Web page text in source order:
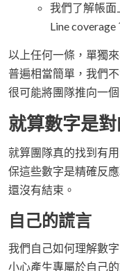
我們了解帳面
Line coverage
以上任何一條，單獨
普遍相當簡單，我們
很可能將團隊推向一
就算數字是
就算團隊真的找到有
保這些數字是精確反
還沒有結束。
自己的謊言
我們自己如何理解數
小心產生專屬於自己